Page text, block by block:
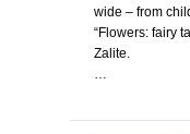
wide – from
“Flowers: fairy
Zalite.
…